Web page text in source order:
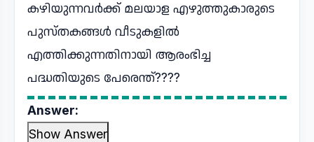
കഴിയുന്നവർക്ക് മലയാള എഴുത്തുകാരുടെ
പുസ്തകങ്ങൾ വീടുകളിൽ
എത്തിക്കുന്നതിനായി ആരംഭിച്ച
പദ്ധതിയുടെ പേരെന്ത്????
Answer:
Show Answer